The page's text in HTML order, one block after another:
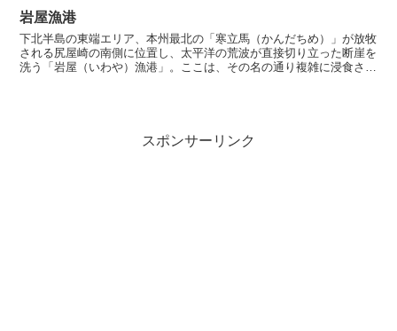
岩屋漁港
下北半島の東端エリア、本州最北の「寒立馬（かんだちめ）」が放牧
される尻屋崎の南側に位置し、太平洋の荒波が直接切り立った断崖を
洗う「岩屋（いわや）漁港」。ここは、その名の通り複雑に浸食され
スポンサーリンク